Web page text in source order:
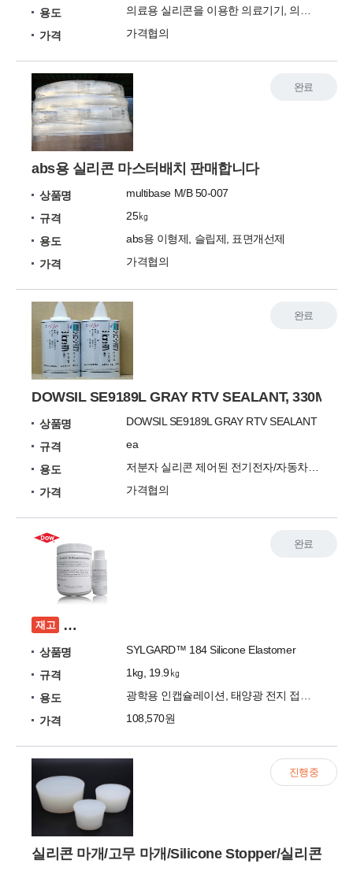
용도
가격
가격협의
abs용 실리콘 마스터배치 판매합니다
상품명
multibase M/B 50-007
규격
25㎏
용도
abs용 이형제, 슬립제, 표면개선제
가격
가격협의
완료
DOWSIL SE9189L GRAY RTV SEALANT, 330ML-
상품명
DOWSIL SE9189L GRAY RTV SEALANT
규격
ea
용도
가격
가격협의
완료
재고 [위탁판매] SYLGARD™ 184 Silicone
상품명
SYLGARD™ 184 Silicone Elastomer
규격
1kg, 19.9㎏
용도
가격
108,570원
완료
실리콘 마개/고무 마개/Silicone Stopper/실리콘마개
진행중